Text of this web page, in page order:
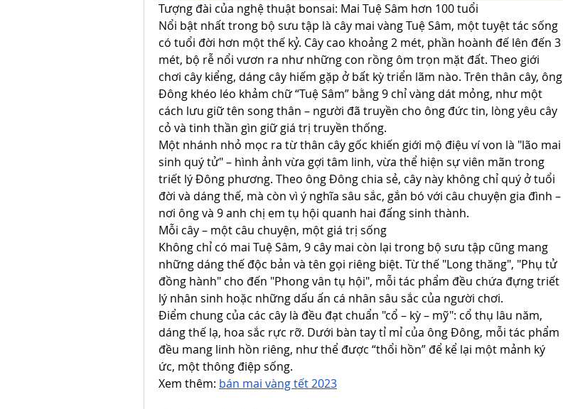
Tượng đài của nghệ thuật bonsai: Mai Tuệ Sâm hơn 100 tuổi
Nổi bật nhất trong bộ sưu tập là cây mai vàng Tuệ Sâm, một tuyệt tác sống
có tuổi đời hơn một thế kỷ. Cây cao khoảng 2 mét, phần hoành đế lên đến 3
mét, bộ rễ nổi vươn ra như những con rồng ôm trọn mặt đất. Theo giới
chơi cây kiểng, dáng cây hiếm gặp ở bất kỳ triển lãm nào. Trên thân cây, ông
Đông khéo léo khảm chữ “Tuệ Sâm” bằng 9 chỉ vàng dát mỏng, như một
cách lưu giữ tên song thân – người đã truyền cho ông đức tin, lòng yêu cây
cỏ và tinh thần gìn giữ giá trị truyền thống.
Một nhánh nhỏ mọc ra từ thân cây gốc khiến giới mộ điệu ví von là "lão mai
sinh quý tử" – hình ảnh vừa gợi tâm linh, vừa thể hiện sự viên mãn trong
triết lý Đông phương. Theo ông Đông chia sẻ, cây này không chỉ quý ở tuổi
đời và dáng thế, mà còn vì ý nghĩa sâu sắc, gắn bó với câu chuyện gia đình –
nơi ông và 9 anh chị em tụ hội quanh hai đấng sinh thành.
Mỗi cây – một câu chuyện, một giá trị sống
Không chỉ có mai Tuệ Sâm, 9 cây mai còn lại trong bộ sưu tập cũng mang
những dáng thế độc bản và tên gọi riêng biệt. Từ thế "Long thăng", "Phụ tử
đồng hành" cho đến "Phong vân tụ hội", mỗi tác phẩm đều chứa đựng triết
lý nhân sinh hoặc những dấu ấn cá nhân sâu sắc của người chơi.
Điểm chung của các cây là đều đạt chuẩn "cổ – kỳ – mỹ": cổ thụ lâu năm,
dáng thế lạ, hoa sắc rực rỡ. Dưới bàn tay tỉ mỉ của ông Đông, mỗi tác phẩm
đều mang linh hồn riêng, như thể được “thổi hồn” để kể lại một mảnh ký
ức, một thông điệp sống.
Xem thêm: bán mai vàng tết 2023